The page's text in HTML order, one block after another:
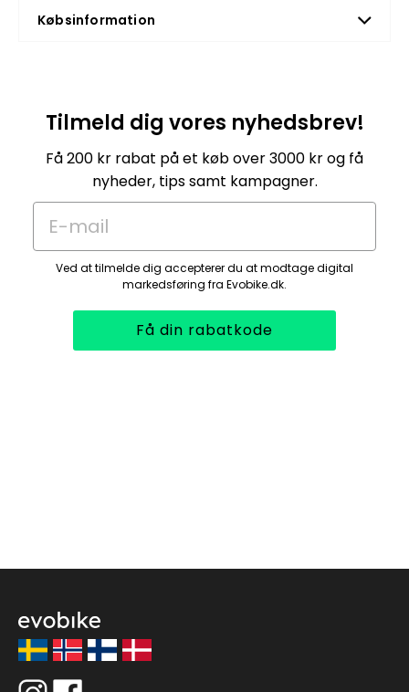
Købsinformation
Tilmeld dig vores nyhedsbrev!
Få 200 kr rabat på et køb over 3000 kr og få
nyheder, tips samt kampagner.
E-mail
Ved at tilmelde dig accepterer du at modtage digital
markedsføring fra Evobike.dk.
Få din rabatkode